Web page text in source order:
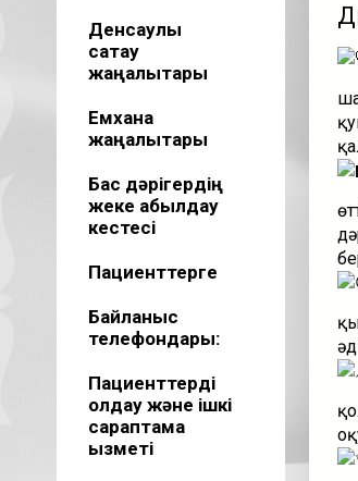
Денсаулық
сақтау
жаңалықтары
Емхана
жаңалықтары
Бас дәрігердің
жеке қабылдау
кестесі
Пациенттерге
Байланыс
телефондары:
Пациенттерді
қолдау және ішкі
сараптама
қызметі